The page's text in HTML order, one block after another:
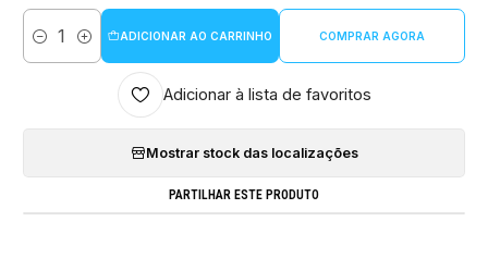
Quantidade
ADICIONAR AO CARRINHO COMPRAR AGORA
Adicionar à lista de favoritos
Mostrar stock das localizações
PARTILHAR ESTE PRODUTO